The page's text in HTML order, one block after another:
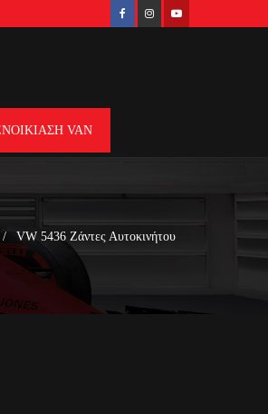
VAN
VW 5436 Ζάντες Αυτοκινήτου